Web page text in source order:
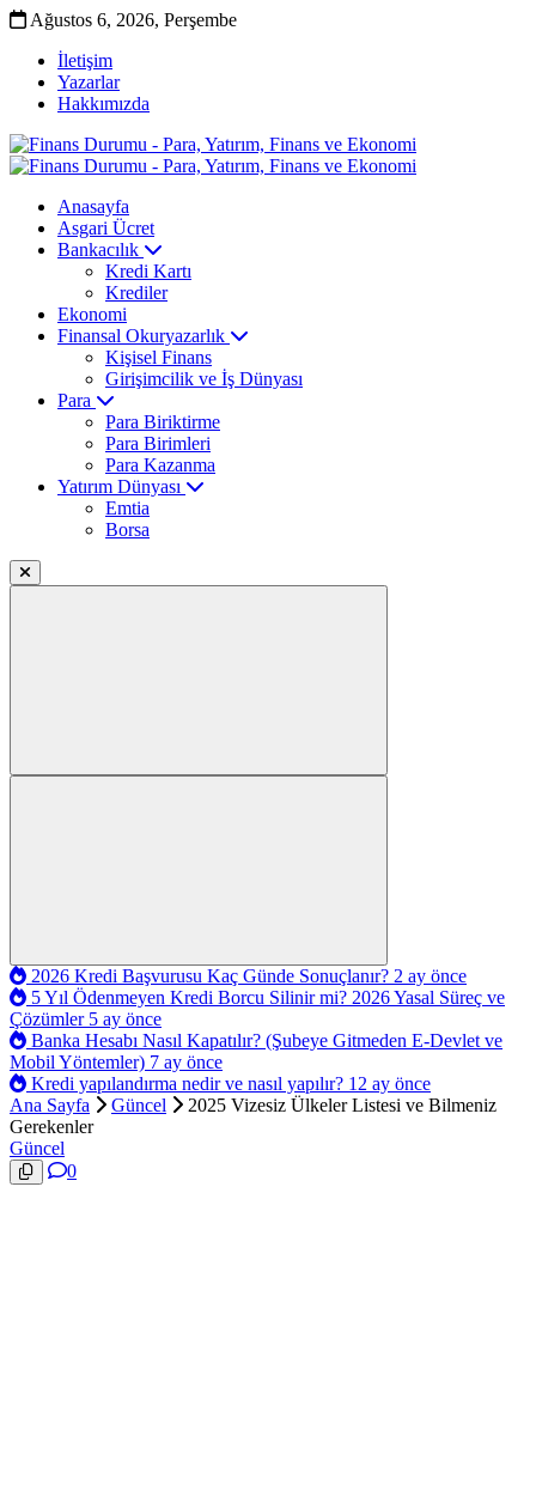
Ağustos 6, 2026, Perşembe
İletişim
Yazarlar
Hakkımızda
Anasayfa
Asgari Ücret
Bankacılık
Kredi Kartı
Krediler
Ekonomi
Finansal Okuryazarlık
Kişisel Finans
Girişimcilik ve İş Dünyası
Para
Para Biriktirme
Para Birimleri
Para Kazanma
Yatırım Dünyası
Emtia
Borsa
2026 Kredi Başvurusu Kaç Günde Sonuçlanır? 2 ay önce
5 Yıl Ödenmeyen Kredi Borcu Silinir mi? 2026 Yasal Süreç ve
Çözümler 5 ay önce
Banka Hesabı Nasıl Kapatılır? (Şubeye Gitmeden E-Devlet ve
Mobil Yöntemler) 7 ay önce
Kredi yapılandırma nedir ve nasıl yapılır? 12 ay önce
Ana Sayfa
Güncel
2025 Vizesiz Ülkeler Listesi ve Bilmeniz
Gerekenler
Güncel
0